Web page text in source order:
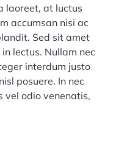
laoreet, at luctus
accumsan nisi ac
Sed sit amet
lectus. Nullam nec
interdum justo
posuere. In nec
vel odio venenatis,